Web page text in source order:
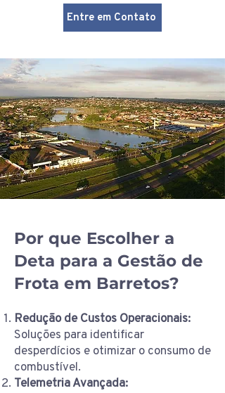
Entre em Contato
Por que Escolher a
Deta para a Gestão de
Frota em Barretos?
Redução de Custos Operacionais:
Soluções para identificar
desperdícios e otimizar o consumo de
combustível.
Telemetria Avançada: